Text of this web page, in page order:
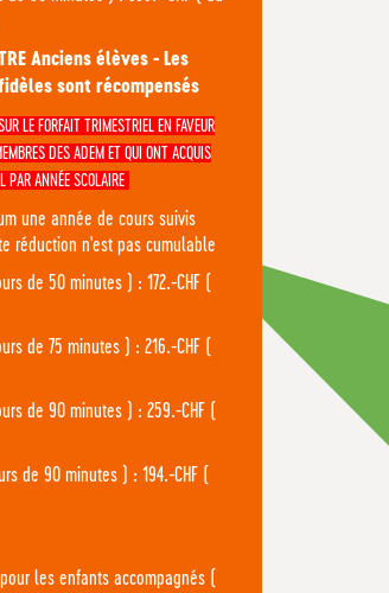
Anciens élèves - Les
sont récompensés
LE FORFAIT TRIMESTRIEL EN FAVEUR
DES ADEM ET QUI ONT ACQUIS
PAR ANNÉE SCOLAIRE
une année de cours suivis
réduction n'est pas cumulable
de 50 minutes ) : 172.-CHF (
de 75 minutes ) : 216.-CHF (
de 90 minutes ) : 259.-CHF (
de 90 minutes ) : 194.-CHF (
les enfants accompagnés (